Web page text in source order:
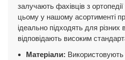
залучають фахівців з ортопедії
цьому у нашому асортименті
ідеально підходять для різних
відповідають високим
Матеріали: